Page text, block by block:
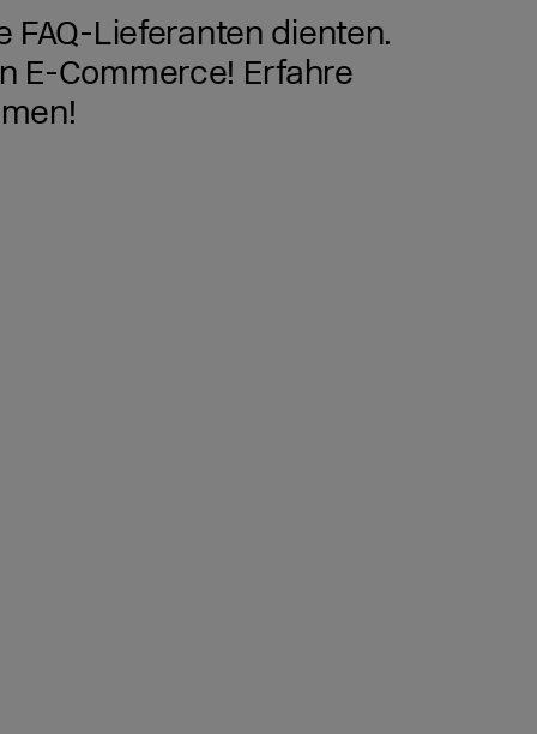
Lieferanten dienten.
E-Commerce! Erfahre